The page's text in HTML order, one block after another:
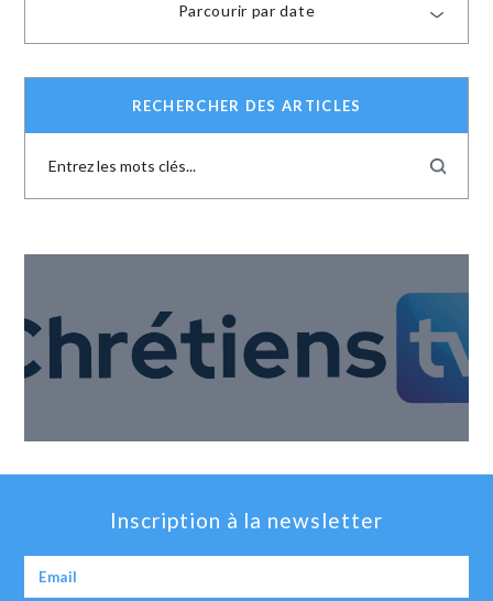
Parcourir par date
RECHERCHER DES ARTICLES
Inscription à la newsletter